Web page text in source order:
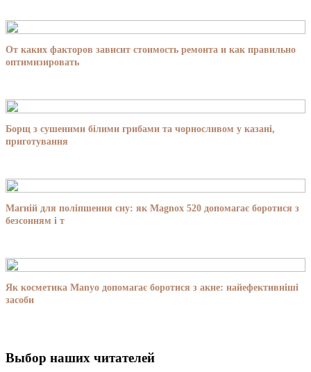
От каких факторов зависит стоимость ремонта и как правильно
оптимизировать
Борщ з сушеними білими грибами та чорносливом у казані,
приготування
Магній для поліпшення сну: як Magnox 520 допомагає боротися з
безсонням і т
Як косметика Manyo допомагає боротися з акне: найефективніші
засоби
Выбор наших читателей